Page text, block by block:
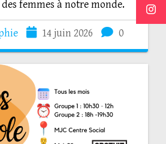
femmes à notre monde.
14 juin 2026 0